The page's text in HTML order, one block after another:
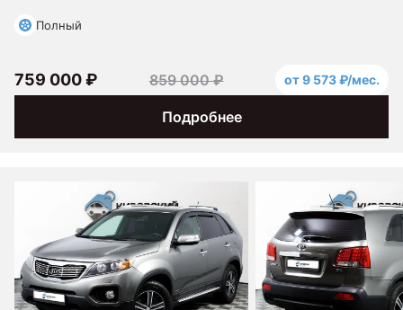
Полный
Подробнее
759 000 ₽ 859 000 ₽ от 9 573 ₽/мес.